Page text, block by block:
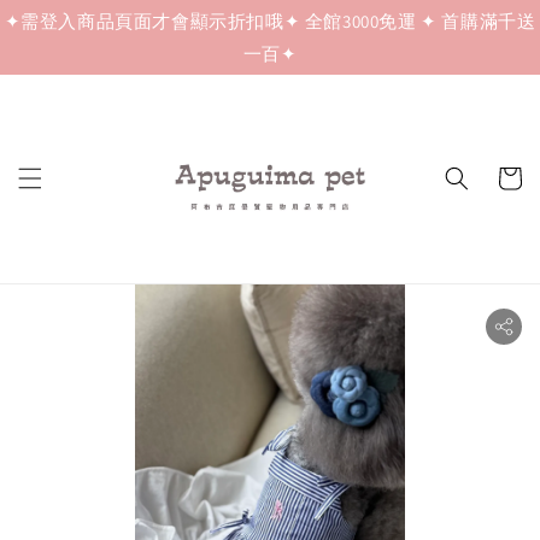
✦需登入商品頁面才會顯示折扣哦✦ 全館3000免運 ✦ 首購滿千送
一百✦